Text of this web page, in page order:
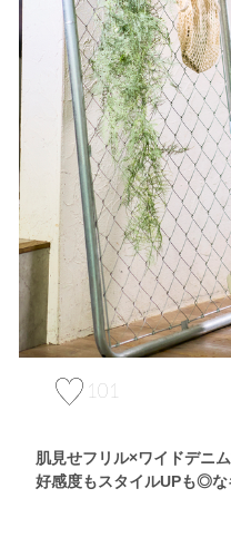
101
肌見せフリル×ワイドデニ
好感度もスタイルUPも◎